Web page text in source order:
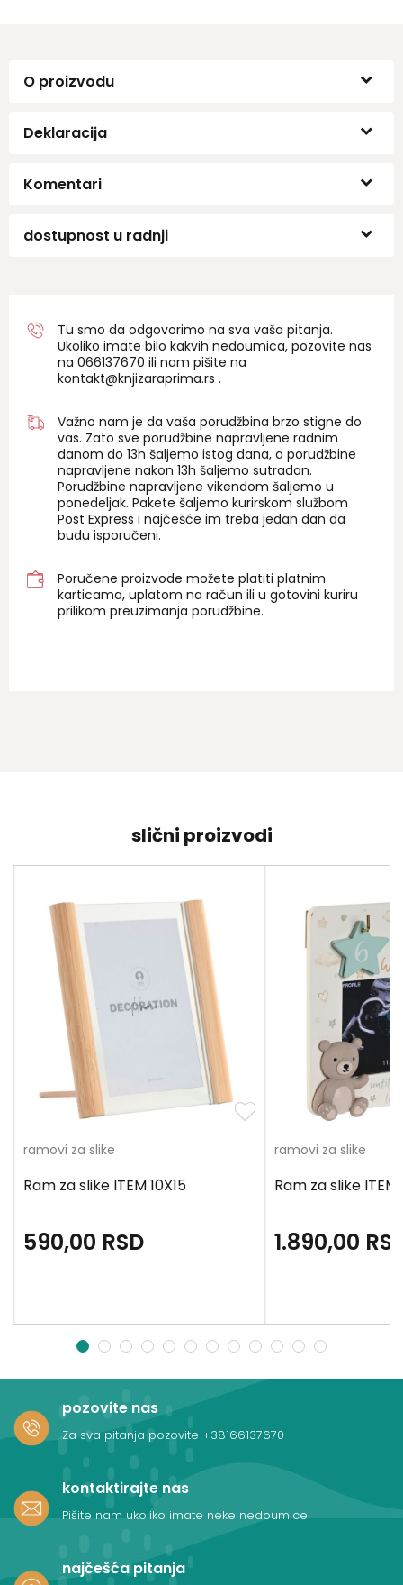
O proizvodu
Deklaracija
Komentari
dostupnost u radnji
Tu smo da odgovorimo na sva vaša pitanja.
Ukoliko imate bilo kakvih nedoumica, pozovite nas
na 066137670 ili nam pišite na
kontakt@knjizaraprima.rs .
Važno nam je da vaša porudžbina brzo stigne do
vas. Zato sve porudžbine napravljene radnim
danom do 13h šaljemo istog dana, a porudžbine
napravljene nakon 13h šaljemo sutradan.
Porudžbine napravljene vikendom šaljemo u
ponedeljak. Pakete šaljemo kurirskom službom
Post Express i najčešće im treba jedan dan da
budu isporučeni.
Poručene proizvode možete platiti platnim
karticama, uplatom na račun ili u gotovini kuriru
prilikom preuzimanja porudžbine.
slični proizvodi
ramovi za slike
Ram za slike ITEM 10X15
590,00 RSD
ramovi za slike
Ram za slike ITEM
1.890,00
1 2 3 4 5 6 7 8 9 10 11 12
pozovite nas
Za sva pitanja pozovite +38166137670
kontaktirajte nas
Pišite nam ukoliko imate neke nedoumice
najčešća pitanja